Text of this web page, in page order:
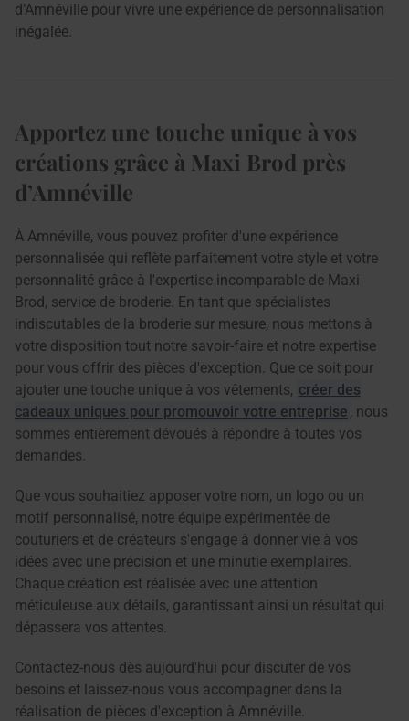
d’Amnéville pour vivre une expérience de personnalisation
inégalée.
Apportez une touche unique à vos
créations grâce à Maxi Brod près
d’Amnéville
À Amnéville, vous pouvez profiter d'une expérience
personnalisée qui reflète parfaitement votre style et votre
personnalité grâce à l'expertise incomparable de Maxi
Brod, service de broderie. En tant que spécialistes
indiscutables de la broderie sur mesure, nous mettons à
votre disposition tout notre savoir-faire et notre expertise
pour vous offrir des pièces d'exception. Que ce soit pour
ajouter une touche unique à vos vêtements, créer des
cadeaux uniques pour promouvoir votre entreprise , nous
sommes entièrement dévoués à répondre à toutes vos
demandes.
Que vous souhaitiez apposer votre nom, un logo ou un
motif personnalisé, notre équipe expérimentée de
couturiers et de créateurs s'engage à donner vie à vos
idées avec une précision et une minutie exemplaires.
Chaque création est réalisée avec une attention
méticuleuse aux détails, garantissant ainsi un résultat qui
dépassera vos attentes.
Contactez-nous dès aujourd'hui pour discuter de vos
besoins et laissez-nous vous accompagner dans la
réalisation de pièces d'exception à Amnéville.